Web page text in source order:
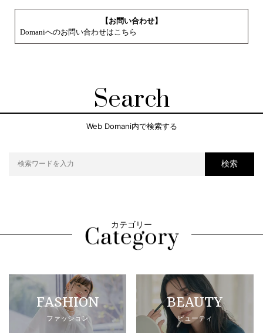
【お問い合わせ】
Domaniへのお問い合わせはこちら
Search
Web Domani内で検索する
検索
カテゴリー
FASHION
ファッション
BEAUTY
ビューティ